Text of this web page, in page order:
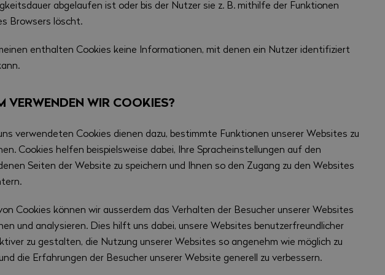
abgelaufen ist oder bis der Nutzer sie z. B. mithilfe der Funktionen
Browsers löscht.
enthalten Cookies keine Informationen, mit denen ein Nutzer identifiziert
VERWENDEN WIR COOKIES?
verwendeten Cookies dienen dazu, bestimmte Funktionen unserer Websites zu
Cookies helfen beispielsweise dabei, Ihre Spracheinstellungen auf den
Seiten der Website zu speichern und Ihnen so den Zugang zu den Websites
Cookies können wir ausserdem das Verhalten der Besucher unserer Websites
und analysieren. Dies hilft uns dabei, unsere Websites benutzerfreundlicher
zu gestalten, die Nutzung unserer Websites so angenehm wie möglich zu
die Erfahrungen der Besucher unserer Website generell zu verbessern.